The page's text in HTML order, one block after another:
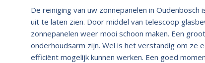
De reiniging van uw zonnepanelen in
uit te laten zien. Door middel van telescoop
zonnepanelen weer mooi schoon maken. Een
onderhoudsarm zijn. Wel is het verstandig om ze
efficiënt mogelijk kunnen werken. Een goed